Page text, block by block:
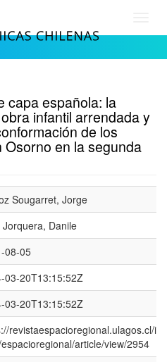
capa española: la
infantil arrendada y
de los
en la segunda
Sougarret, Jorge
Jorquera, Danile
08-05
03-20T13:15:52Z
03-20T13:15:52Z
revistaespacioregional.ulagos.cl/
article/view/2954